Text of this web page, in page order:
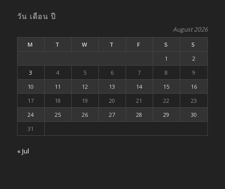
วัน เดือน ปี
August 2026
M T W T F S
S
1
2
3
4 5 6 7 8
9
10
11 12 13 14 15
16
17
18 19 20 21 22
23
24
25 26 27 28 29
30
31
« Jul